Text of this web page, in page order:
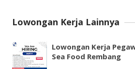
Lowongan Kerja Lainnya
Lowongan Kerja
Sea Food Rembang